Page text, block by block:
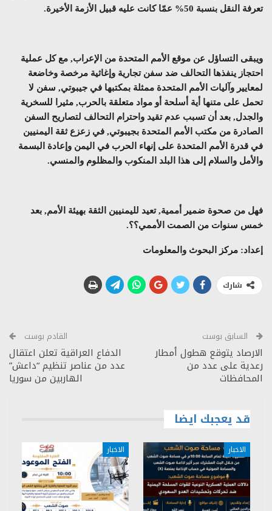
تعرفة النقل بنسبة 50% عمّا كانت عليه قبيل الأزمة الأخيرة.
ويبقى التساؤل عن موقع الأمم المتحدة من الإعراب, مع كل عملية
احتجاز ينفذها التحالف ضد سفن تجارية وإغاثية مرخصة وخاضعة
لمعايير وآليات الأمم المتحدة ممثلة بمكتبها في جيبوتي, سفن لا
تحمل على متنها أية أسلحة أو مواد متعلقة بالحرب, مثيرا للسخرية
والجدل, بعد أن تسبب عدم تقيد واحترام التحالف لتصاريح السفن
الصادرة من مكتب الأمم المتحدة بجيبوتي, في زعزع ثقة اليمنيين
في قدرة الأمم المتحدة على إنهاء الحرب في اليمن وإعادة البسمة
والأمل والسلام إلى هذا البلد المنكوب والمظلوم والمنسي.
فهل من صحوة ضمير أممية, تعيد لليمنيين الثقة بهيئة الأمم, بعد
خمس سنوات من الصمت الأممي؟؟.
إعداد: مركز البحوث والمعلومات
شارك
السابق بوست
الارصاد يتوقع هطول أمطار
رعدية على عدد من
المحافظات
القادم بوست
الدفاع العراقية تعلن اعتقال
عدد من عناصر تنظيم “داعش”
الهاربين من سوريا
قد يعجبك ايضا
الاخبار الاخبار